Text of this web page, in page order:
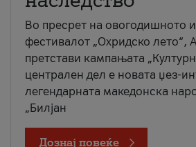
Во пресрет на овогодишното
фестивалот „Охридско лето“,
претстави кампањата
централен дел е новата џез-
легендарната македонска
„Билјан
Дознај повеќе